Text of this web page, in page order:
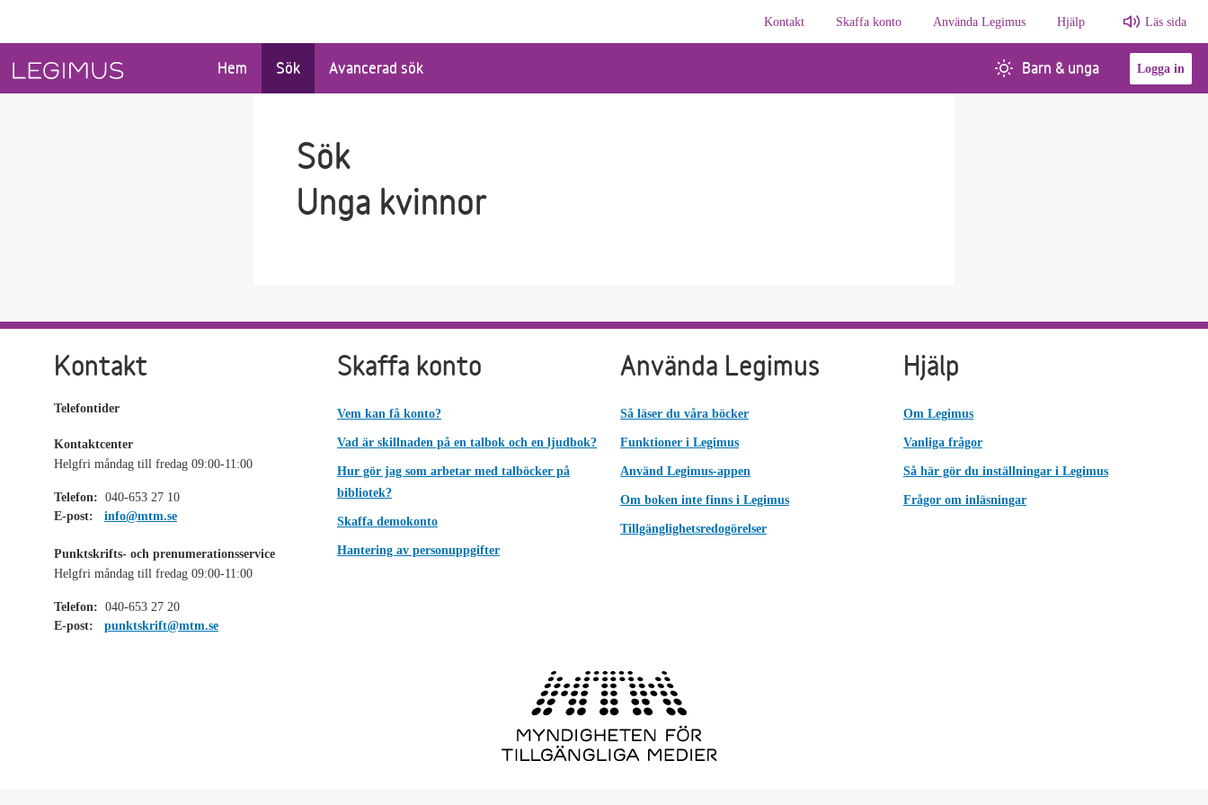
Kontakt
Skaffa konto Använda Legimus Hjälp Läs sida
Hem Sök Avancerad sök Barn & unga Logga in
Sök
Unga kvinnor
Kontakt
Telefontider
Kontaktcenter
Helgfri måndag till fredag 09:00-11:00
Telefon: 040-653 27 10
E-post:
info@mtm.se
Punktskrifts- och prenumerationsservice
Helgfri måndag till fredag 09:00-11:00
Telefon: 040-653 27 20
E-post:
punktskrift@mtm.se
Skaffa konto
Vem kan få konto?
Vad är skillnaden på en talbok och en ljudbok?
Hur gör jag som arbetar med talböcker på
bibliotek?
Skaffa demokonto
Hantering av personuppgifter
Använda Legimus
Så läser du våra böcker
Funktioner i Legimus
Använd Legimus-appen
Om boken inte finns i Legimus
Tillgänglighetsredogörelser
Hjälp
Om Legimus
Vanliga frågor
Så här gör du inställningar i Legimus
Frågor om inläsningar